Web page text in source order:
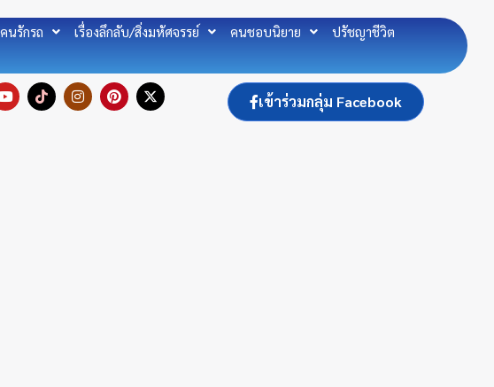
คนรักรถ เรื่องลึกลับ/สิ่งมหัศจรรย์ คนชอบนิยาย ปรัชญาชีวิต
Y
o
u
T
i
k
I
n
s
P
i
n
X
-
t
เข้าร่วมกลุ่ม Facebook